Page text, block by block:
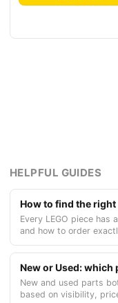
HELPFUL GUIDES
How to find the right
Every LEGO piece has
and how to order
New or Used:
New and used parts
based on visibility,